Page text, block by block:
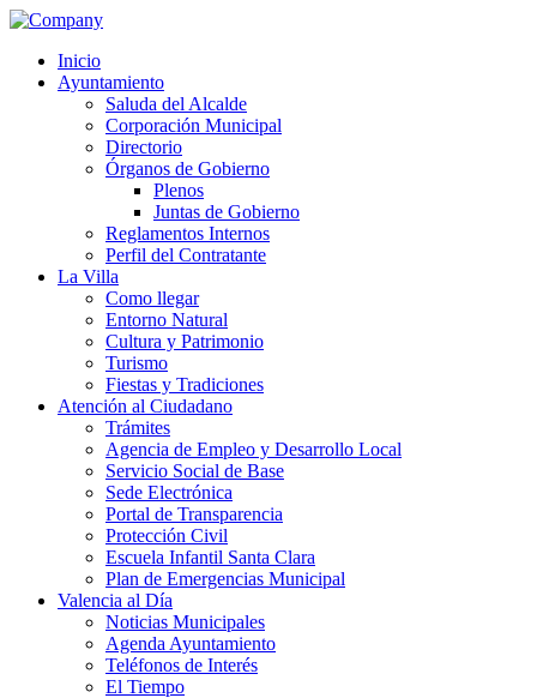
Inicio
Ayuntamiento
Saluda del Alcalde
Corporación Municipal
Directorio
Órganos de Gobierno
Plenos
Juntas de Gobierno
Reglamentos Internos
Perfil del Contratante
La Villa
Como llegar
Entorno Natural
Cultura y Patrimonio
Turismo
Fiestas y Tradiciones
Atención al Ciudadano
Trámites
Agencia de Empleo y Desarrollo Local
Servicio Social de Base
Sede Electrónica
Portal de Transparencia
Protección Civil
Escuela Infantil Santa Clara
Plan de Emergencias Municipal
Valencia al Día
Noticias Municipales
Agenda Ayuntamiento
Teléfonos de Interés
El Tiempo
Year
Month
Year
Month